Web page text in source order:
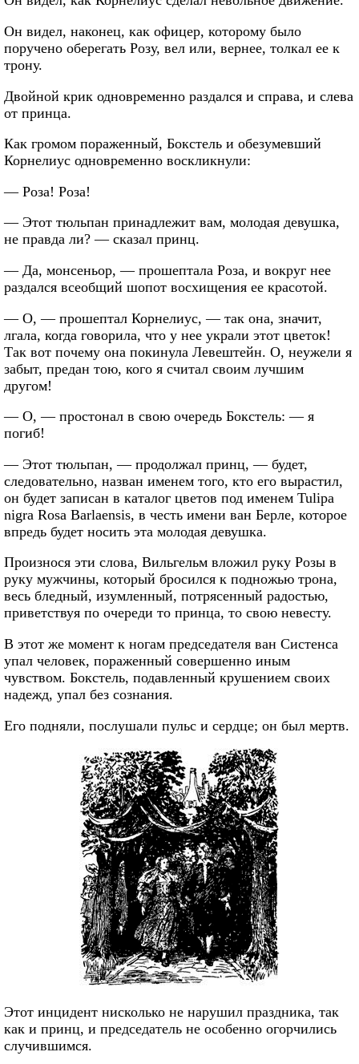
Он видел, наконец, как офицер, которому было
поручено оберегать Розу, вел или, вернее, толкал ее к
трону.
Двойной крик одновременно раздался и справа, и слева
от принца.
Как громом пораженный, Бокстель и обезумевший
Корнелиус одновременно воскликнули:
— Роза! Роза!
— Этот тюльпан принадлежит вам, молодая девушка,
не правда ли? — сказал принц.
— Да, монсеньор, — прошептала Роза, и вокруг нее
раздался всеобщий шопот восхищения ее красотой.
— О, — прошептал Корнелиус, — так она, значит,
лгала, когда говорила, что у нее украли этот цветок!
Так вот почему она покинула Левештейн. О, неужели я
забыт, предан тою, кого я считал своим лучшим
другом!
— О, — простонал в свою очередь Бокстель: — я
погиб!
— Этот тюльпан, — продолжал принц, — будет,
следовательно, назван именем того, кто его вырастил,
он будет записан в каталог цветов под именем Tulipa
nigra Rosa Barlaensis, в честь имени ван Берле, которое
впредь будет носить эта молодая девушка.
Произнося эти слова, Вильгельм вложил руку Розы в
руку мужчины, который бросился к подножью трона,
весь бледный, изумленный, потрясенный радостью,
приветствуя по очереди то принца, то свою невесту.
В этот же момент к ногам председателя ван Систенса
упал человек, пораженный совершенно иным
чувством. Бокстель, подавленный крушением своих
надежд, упал без сознания.
Его подняли, послушали пульс и сердце; он был мертв.
Этот инцидент нисколько не нарушил праздника, так
как и принц, и председатель не особенно огорчились
случившимся.